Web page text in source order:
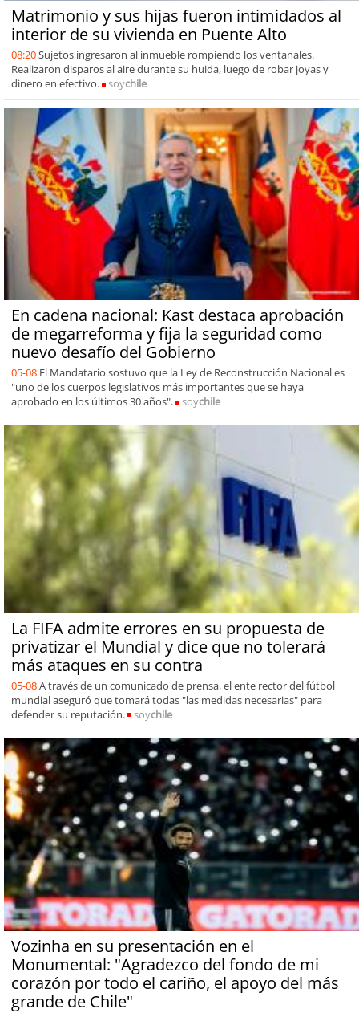
Matrimonio y sus hijas fueron intimidados al
interior de su vivienda en Puente Alto
08:20Sujetos ingresaron al inmueble rompiendo los ventanales.
Realizaron disparos al aire durante su huida, luego de robar joyas y
dinero en efectivo.
soychile
En cadena nacional: Kast destaca aprobación
de megarreforma y fija la seguridad como
nuevo desafío del Gobierno
05-08 El Mandatario sostuvo que la Ley de Reconstrucción Nacional es
"uno de los cuerpos legislativos más importantes que se haya
aprobado en los últimos 30 años".
soychile
La FIFA admite errores en su propuesta de
privatizar el Mundial y dice que no tolerará
más ataques en su contra
05-08A través de un comunicado de prensa, el ente rector del fútbol
mundial aseguró que tomará todas "las medidas necesarias" para
defender su reputación.
soychile
Vozinha en su presentación en el
Monumental: "Agradezco del fondo de mi
corazón por todo el cariño, el apoyo del más
grande de Chile"